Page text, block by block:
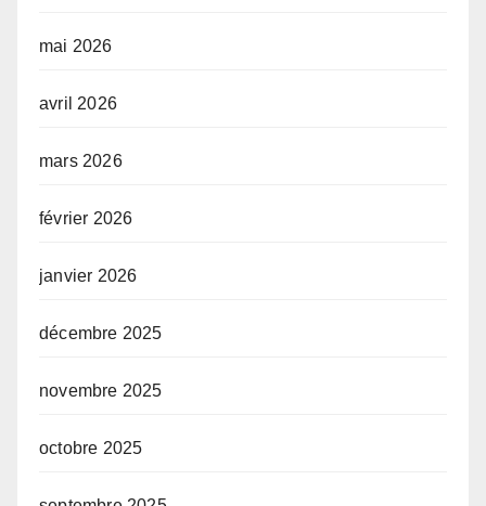
mai 2026
avril 2026
mars 2026
février 2026
janvier 2026
décembre 2025
novembre 2025
octobre 2025